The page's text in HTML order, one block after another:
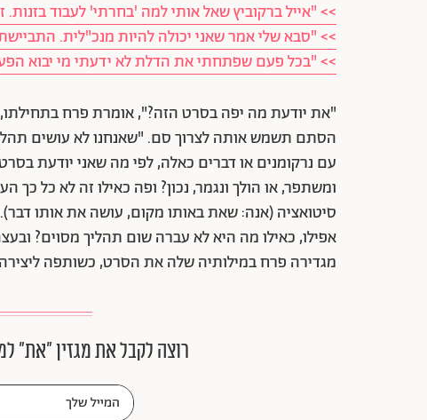
>> "אייל ברקוביץ שאל אותי למה 'בחרתי' לעבוד בזנות.
>> "סבא שלי אמר שאני יכולה להיות מנכ"לית.
>> "בכל פעם שפתחתי את הדלת לא ידעתי מי יבוא
"את יודעת מה יפה בסרט הזה?", אומרת פרח
הסתם תשמש אותה לצרוך סם. "שאנחנו לא עושים
עם נרקומנים או דברים כאלה, לפי מה שאני יודעת
ומשתפר, או הולך ונגמר, נכון? ופה כאילו זה לא כל
סיטואציה (אנה: שאת באותו מקום, עושה את אותו דבר).
אפילו, כאילו מה היא לא עברה שום תהליך מסוים?
מגדירה פרח במילותיה שלה את הסרט, כשותפה
רוצה לקבל את מגזין ״את״